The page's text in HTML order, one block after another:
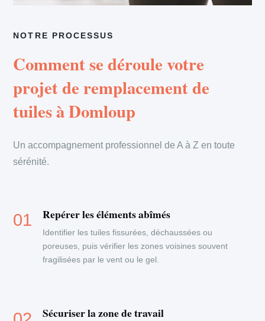
NOTRE PROCESSUS
Comment se déroule votre
projet de remplacement de
tuiles à Domloup
Un accompagnement professionnel de A à Z en toute
sérénité.
Repérer les éléments abîmés
Identifier les tuiles fissurées, déchaussées ou
poreuses, puis vérifier les zones voisines souvent
fragilisées par le vent ou le gel.
Sécuriser la zone de travail